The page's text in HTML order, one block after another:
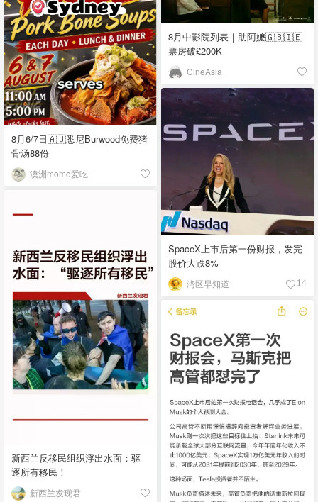
8月中影院列表｜助阿嬷🇬🇧🇮🇪
票房破£200K
CineAsia
8月6/7日🇦🇺悉尼Burwood免费猪
骨汤88份
澳洲momo爱吃
SpaceX上市后第一份财报，发完
股价大跌8%
湾区早知道 14
新西兰反移民组织浮出水面：驱
逐所有移民！
新西兰发现君